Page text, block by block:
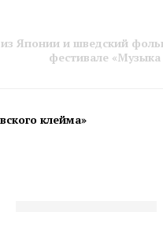
Японии и шведский
фестивале
клейма»